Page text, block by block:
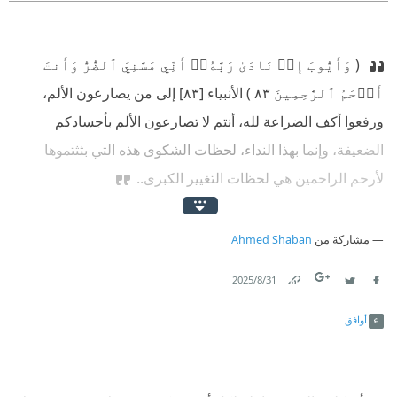
‫ ( وَأَيُّوبَ إِذۡ نَادَىٰ رَبَّهُۥٓ أَنِّي مَسَّنِيَ ٱلضُّرُّ وَأَنتَ
أَرۡحَمُ ٱلرَّٰحِمِينَ ٨٣ ) الأنبياء [٨٣]
‫ إلى من يصارعون الألم،
ورفعوا أكف الضراعة لله، أنتم لا تصارعون الألم بأجسادكم
الضعيفة، وإنما بهذا النداء، لحظات الشكوى هذه التي بثثتموها
لأرحم الراحمين هي لحظات التغيير الكبرى..
مشاركة من Ahmed Shaban
31‏/8‏/2025
أوافق